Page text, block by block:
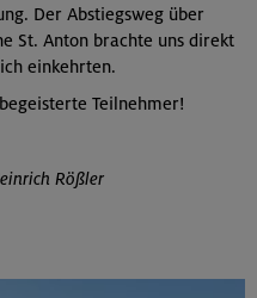
Der Abstiegsweg über
St. Anton brachte uns direkt
einkehrten.
Teilnehmer!
Rößler